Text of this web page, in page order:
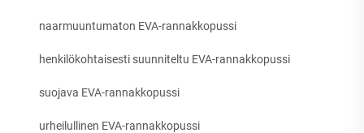
naarmuuntumaton EVA-rannakkopussi
henkilökohtaisesti suunniteltu EVA-rannakkopussi
suojava EVA-rannakkopussi
urheilullinen EVA-rannakkopussi